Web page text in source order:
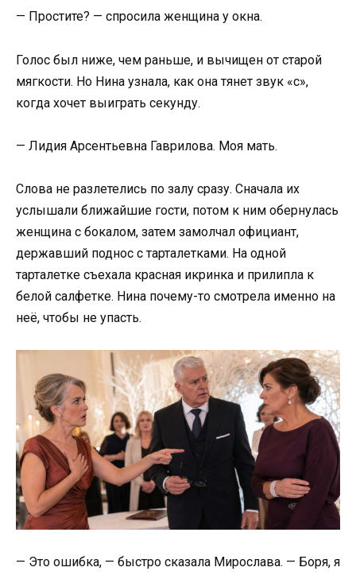
— Простите? — спросила женщина у окна.
Голос был ниже, чем раньше, и вычищен от старой
мягкости. Но Нина узнала, как она тянет звук «с»,
когда хочет выиграть секунду.
— Лидия Арсентьевна Гаврилова. Моя мать.
Слова не разлетелись по залу сразу. Сначала их
услышали ближайшие гости, потом к ним обернулась
женщина с бокалом, затем замолчал официант,
державший поднос с тарталетками. На одной
тарталетке съехала красная икринка и прилипла к
белой салфетке. Нина почему-то смотрела именно на
неё, чтобы не упасть.
— Это ошибка, — быстро сказала Мирослава. — Боря, я